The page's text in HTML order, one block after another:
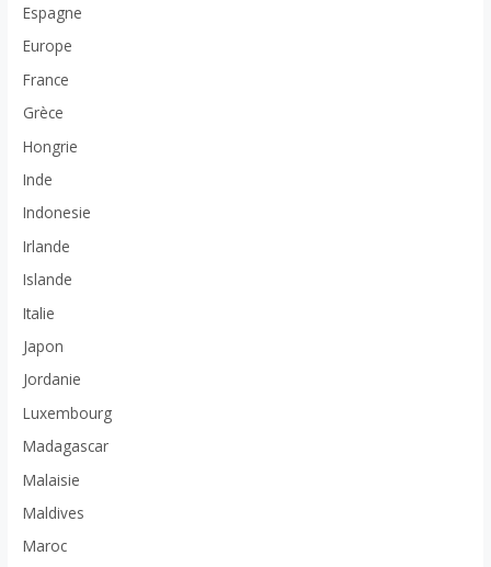
Espagne
Europe
France
Grèce
Hongrie
Inde
Indonesie
Irlande
Islande
Italie
Japon
Jordanie
Luxembourg
Madagascar
Malaisie
Maldives
Maroc